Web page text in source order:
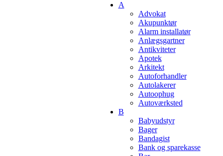
A
Advokat
Akupunktør
Alarm installatør
Anlægsgartner
Antikviteter
Apotek
Arkitekt
Autoforhandler
Autolakerer
Autoophug
Autoværksted
B
Babyudstyr
Bager
Bandagist
Bank og sparekasse